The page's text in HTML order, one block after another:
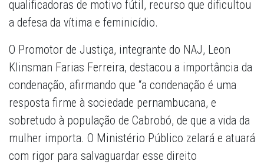
qualificadoras de motivo fútil, recurso que dificultou
a defesa da vítima e feminicídio.
O Promotor de Justiça, integrante do NAJ, Leon
Klinsman Farias Ferreira, destacou a importância da
condenação, afirmando que “a condenação é uma
resposta firme à sociedade pernambucana, e
sobretudo à população de Cabrobó, de que a vida da
mulher importa. O Ministério Público zelará e atuará
com rigor para salvaguardar esse direito